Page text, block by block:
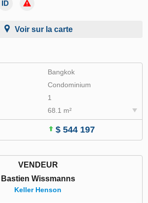
Voir sur la carte
Bangkok
Condominium
1
68.1 m²
$ 544 197
VENDEUR
Bastien Wissmanns
Keller Henson